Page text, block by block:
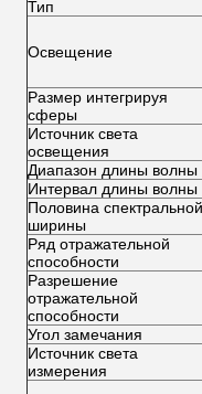
Тип
Освещение
Размер интегрируя
сферы
Источник света
освещения
Диапазон длины волны
Интервал длины волны
Половина спектральной
ширины
Ряд отражательной
способности
Разрешение
отражательной
способности
Угол замечания
Источник света
измерения